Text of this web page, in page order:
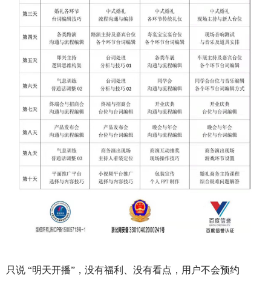
只说 “明天开播”，没有福利、没有看点，用户不会预约